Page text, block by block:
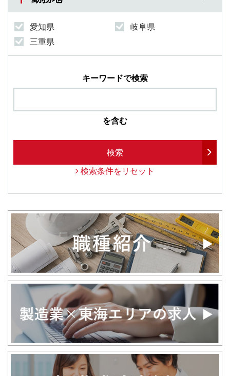
愛知県
岐阜県
三重県
キーワードで検索
を含む
検索
検索条件をリセット